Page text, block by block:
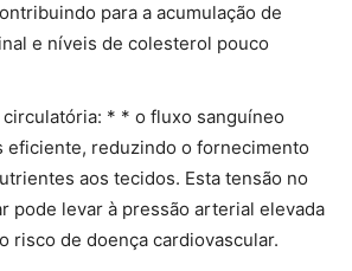
para a acumulação de
e níveis de colesterol pouco
* * o fluxo sanguíneo
eficiente, reduzindo o fornecimento
aos tecidos. Esta tensão no
pode levar à pressão arterial elevada
risco de doença cardiovascular.